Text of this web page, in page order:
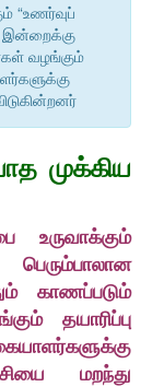
“உணர்வுப்
இன்றைக்கு
வழங்கும்
முக்கிய
உருவாக்கும்
காணப்படும்
தயாரிப்பு
மறந்து